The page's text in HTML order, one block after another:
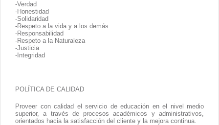
-Verdad
-Honestidad
-Solidaridad
-Respeto a la vida y a los demás
-Responsabilidad
-Respeto a la Naturaleza
-Justicia
-Integridad
POLÍTICA DE CALIDAD
Proveer con calidad el servicio de educación en el nivel medio
superior, a través de procesos académicos y administrativos,
orientados hacia la satisfacción del cliente y la mejora continua.